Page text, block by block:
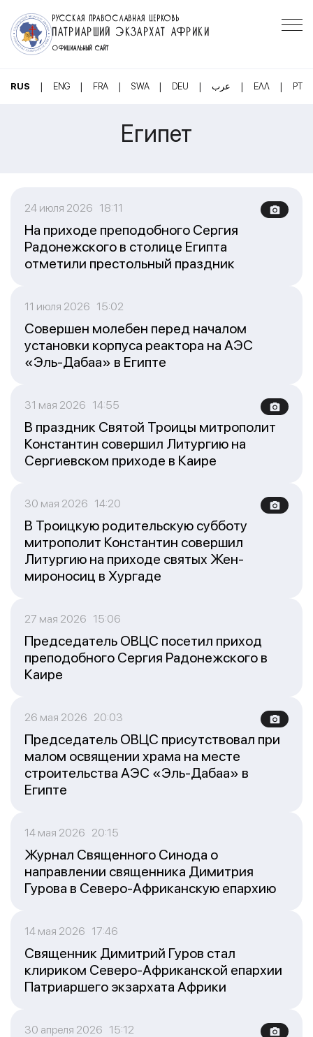
РУССКАЯ ПРАВОСЛАВНАЯ ЦЕРКОВЬ
ПАТРИАРШИЙ ЭКЗАРХАТ АФРИКИ
ОФИЦИАЛЬНЫЙ САЙТ
RUS | ENG | FRA | SWA | DEU | عرب | ΕΛΛ | PT
Египет
24 июля 2026 18:11
На приходе преподобного Сергия
Радонежского в столице Египта
отметили престольный праздник
11 июля 2026 15:02
Совершен молебен перед началом
установки корпуса реактора на АЭС
«Эль-Дабаа» в Египте
31 мая 2026 14:55
В праздник Святой Троицы митрополит
Константин совершил Литургию на
Сергиевском приходе в Каире
30 мая 2026 14:20
В Троицкую родительскую субботу
митрополит Константин совершил
Литургию на приходе святых Жен-
мироносиц в Хургаде
27 мая 2026 15:06
Председатель ОВЦС посетил приход
преподобного Сергия Радонежского в
Каире
26 мая 2026 20:03
Председатель ОВЦС присутствовал при
малом освящении храма на месте
строительства АЭС «Эль-Дабаа» в
Египте
14 мая 2026 20:15
Журнал Священного Синода о
направлении священника Димитрия
Гурова в Северо-Африканскую епархию
14 мая 2026 17:46
Священник Димитрий Гуров стал
клириком Северо-Африканской епархии
Патриаршего экзархата Африки
30 апреля 2026 15:12